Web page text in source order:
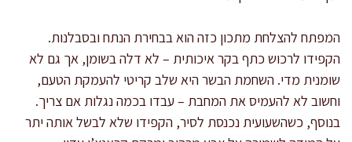
המפתח להצלחת מתכון כזה הוא בבחירת הנתח ובסבלנות.
הקפידו לרכוש כתף בקר איכותית – לא דלה בשומן, אך גם לא
שומנית מדי. השחמת הבשר היא שלב קריטי להעמקת הטעם,
וחשוב לא להעמיס את המחבת – עבדו בכמה נגלות אם צריך.
בנוסף, כשהשעועית נכנסת לסיר, הקפידו שלא לבשל אותה יתר